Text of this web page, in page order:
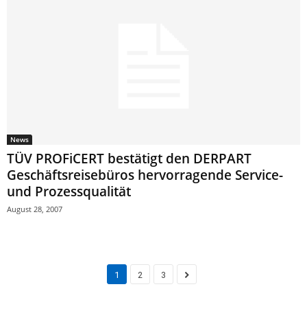
News
TÜV PROFiCERT bestätigt den DERPART
Geschäftsreisebüros hervorragende Service-
und Prozessqualität
August 28, 2007
1 2 3